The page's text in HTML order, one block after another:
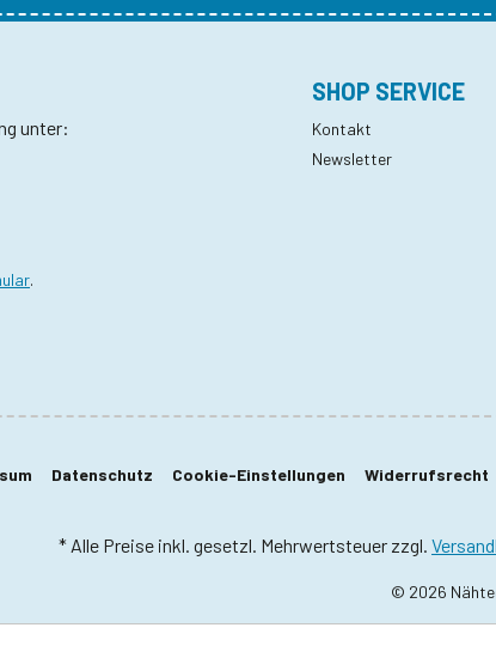
unter:
.
SHOP SERVICE
Kontakt
Newsletter
Datenschutz Cookie-Einstellungen Widerrufsrecht
* Alle Preise inkl. gesetzl. Mehrwertsteuer zzgl.
© 2026